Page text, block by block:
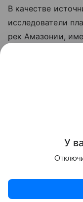
В качестве
исследователи
рек Амазонии,
любят одних
У